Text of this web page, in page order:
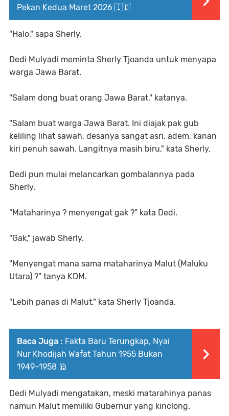
Pekan Kedua Maret 2026 🇮🇩
"Halo," sapa Sherly.
Dedi Mulyadi meminta Sherly Tjoanda untuk menyapa
warga Jawa Barat.
"Salam dong buat orang Jawa Barat," katanya.
"Salam buat warga Jawa Barat. Ini diajak pak gub
keliling lihat sawah, desanya sangat asri, adem, kanan
kiri penuh sawah. Langitnya masih biru," kata Sherly.
Dedi pun mulai melancarkan gombalannya pada
Sherly.
"Mataharinya ? menyengat gak ?" kata Dedi.
"Gak," jawab Sherly.
"Menyengat mana sama mataharinya Malut (Maluku
Utara) ?" tanya KDM.
"Lebih panas di Malut," kata Sherly Tjoanda.
Baca Juga : Fakta Baru Terungkap, Nyai
Nur Khodijah Wafat Tahun 1955 Bukan
1949–1958 🕌
Dedi Mulyadi mengatakan, meski matarahinya panas
namun Malut memiliki Gubernur yang kinclong.